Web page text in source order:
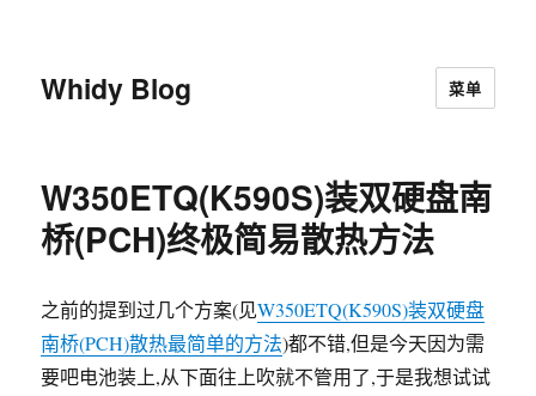
Whidy Blog 菜单
W350ETQ(K590S)装双硬盘南
桥(PCH)终极简易散热方法
之前的提到过几个方案(见W350ETQ(K590S)装双硬盘
南桥(PCH)散热最简单的方法)都不错,但是今天因为需
要吧电池装上,从下面往上吹就不管用了,于是我想试试